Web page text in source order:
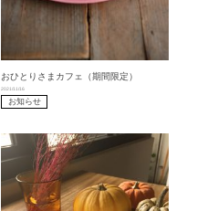
おひとりさまカフェ（期間限定）
2021/11/16
お知らせ